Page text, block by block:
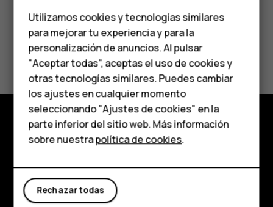
Teléfonos de gama
media
Teléfonos para
personas mayores
HMD Terra M
Comprar
Mi cuenta
¿Te ha parecido útil?
Sí No
Comprar
Planet and people
Utilizamos cookies y tecnologías similares
para mejorar tu experiencia y para la
personalización de anuncios. Al pulsar
"Aceptar todas", aceptas el uso de cookies y
otras tecnologías similares. Puedes cambiar
los ajustes en cualquier momento
seleccionando "Ajustes de cookies" en la
parte inferior del sitio web. Más información
sobre nuestrapolítica de cookies.
Rechazar todas